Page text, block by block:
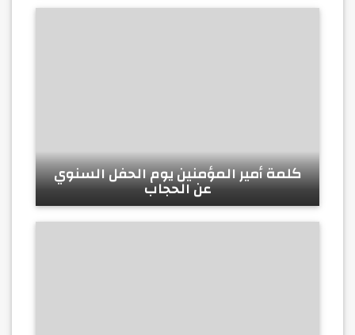
كلمة أمير المؤمنين يوم الحفل السنوي
عن الحجاب